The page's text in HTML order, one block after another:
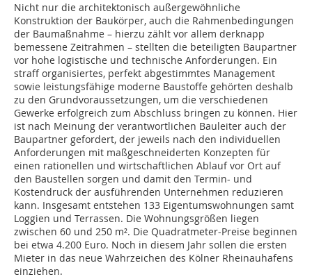
Nicht nur die architektonisch außergewöhnliche
Konstruktion der Baukörper, auch die Rahmenbedingungen
der Baumaßnahme – hierzu zählt vor allem derknapp
bemessene Zeitrahmen – stellten die beteiligten Baupartner
vor hohe logistische und technische Anforderungen. Ein
straff organisiertes, perfekt abgestimmtes Management
sowie leistungsfähige moderne Baustoffe gehörten deshalb
zu den Grundvoraussetzungen, um die verschiedenen
Gewerke erfolgreich zum Abschluss bringen zu können. Hier
ist nach Meinung der verantwortlichen Bauleiter auch der
Baupartner gefordert, der jeweils nach den individuellen
Anforderungen mit maßgeschneiderten Konzepten für
einen rationellen und wirtschaftlichen Ablauf vor Ort auf
den Baustellen sorgen und damit den Termin- und
Kostendruck der ausführenden Unternehmen reduzieren
kann. Insgesamt entstehen 133 Eigentumswohnungen samt
Loggien und Terrassen. Die Wohnungsgrößen liegen
zwischen 60 und 250 m². Die Quadratmeter-Preise beginnen
bei etwa 4.200 Euro. Noch in diesem Jahr sollen die ersten
Mieter in das neue Wahrzeichen des Kölner Rheinauhafens
einziehen.